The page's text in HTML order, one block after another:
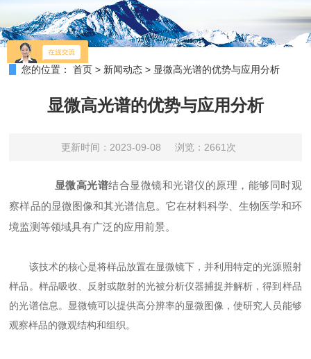
您的位置： 首页 > 新闻动态 > 显微高光谱的优势与应用分析
显微高光谱的优势与应用分析
更新时间：2023-09-08 浏览：2661次
显微高光谱结合显微镜和光谱仪的原理，能够同时观
察样品的显微图像和其光谱信息。它在材料科学、生物医学和环
境监测等领域具有广泛的应用前景。
该技术的核心是将样品放置在显微镜下，并利用特定的光源照射
样品。样品吸收、反射或散射的光被分析仪器捕捉并解析，得到样品
的光谱信息。显微镜可以提供高分辨率的显微图像，使研究人员能够
观察样品的微观结构和组织。